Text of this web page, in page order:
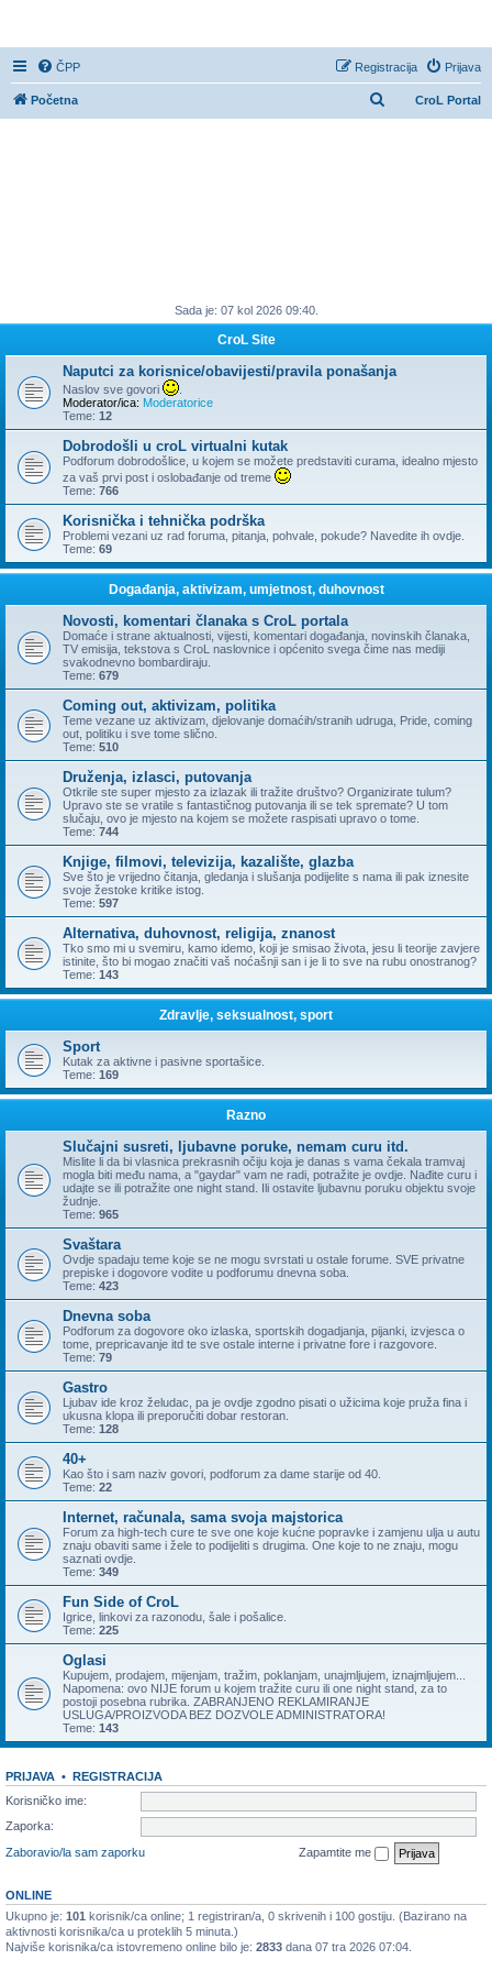
ČPP Prijava
Registracija
CroL Portal
Početna
Sada je: 07 kol 2026 09:40.
CroL Site
Naputci za korisnice/obavijesti/pravila ponašanja
Naslov sve govori
Moderator/ica: Moderatorice
Teme: 12
Dobrodošli u croL virtualni kutak
Podforum dobrodošlice, u kojem se možete predstaviti curama, idealno mjesto
za vaš prvi post i oslobađanje od treme
Teme: 766
Korisnička i tehnička podrška
Problemi vezani uz rad foruma, pitanja, pohvale, pokude? Navedite ih ovdje.
Teme: 69
Događanja, aktivizam, umjetnost, duhovnost
Novosti, komentari članaka s CroL portala
Domaće i strane aktualnosti, vijesti, komentari događanja, novinskih članaka,
TV emisija, tekstova s CroL naslovnice i općenito svega čime nas mediji
svakodnevno bombardiraju.
Teme: 679
Coming out, aktivizam, politika
Teme vezane uz aktivizam, djelovanje domaćih/stranih udruga, Pride, coming
out, politiku i sve tome slično.
Teme: 510
Druženja, izlasci, putovanja
Otkrile ste super mjesto za izlazak ili tražite društvo? Organizirate tulum?
Upravo ste se vratile s fantastičnog putovanja ili se tek spremate? U tom
slučaju, ovo je mjesto na kojem se možete raspisati upravo o tome.
Teme: 744
Knjige, filmovi, televizija, kazalište, glazba
Sve što je vrijedno čitanja, gledanja i slušanja podijelite s nama ili pak iznesite
svoje žestoke kritike istog.
Teme: 597
Alternativa, duhovnost, religija, znanost
Tko smo mi u svemiru, kamo idemo, koji je smisao života, jesu li teorije zavjere
istinite, što bi mogao značiti vaš noćašnji san i je li to sve na rubu onostranog?
Teme: 143
Zdravlje, seksualnost, sport
Sport
Kutak za aktivne i pasivne sportašice.
Teme: 169
Razno
Slučajni susreti, ljubavne poruke, nemam curu itd.
Mislite li da bi vlasnica prekrasnih očiju koja je danas s vama čekala tramvaj
mogla biti među nama, a "gaydar" vam ne radi, potražite je ovdje. Nađite curu i
udajte se ili potražite one night stand. Ili ostavite ljubavnu poruku objektu svoje
žudnje.
Teme: 965
Svaštara
Ovdje spadaju teme koje se ne mogu svrstati u ostale forume. SVE privatne
prepiske i dogovore vodite u podforumu dnevna soba.
Teme: 423
Dnevna soba
Podforum za dogovore oko izlaska, sportskih dogadjanja, pijanki, izvjesca o
tome, prepricavanje itd te sve ostale interne i privatne fore i razgovore.
Teme: 79
Gastro
Ljubav ide kroz želudac, pa je ovdje zgodno pisati o užicima koje pruža fina i
ukusna klopa ili preporučiti dobar restoran.
Teme: 128
40+
Kao što i sam naziv govori, podforum za dame starije od 40.
Teme: 22
Internet, računala, sama svoja majstorica
Forum za high-tech cure te sve one koje kućne popravke i zamjenu ulja u autu
znaju obaviti same i žele to podijeliti s drugima. One koje to ne znaju, mogu
saznati ovdje.
Teme: 349
Fun Side of CroL
Igrice, linkovi za razonodu, šale i pošalice.
Teme: 225
Oglasi
Kupujem, prodajem, mijenjam, tražim, poklanjam, unajmljujem, iznajmljujem...
Napomena: ovo NIJE forum u kojem tražite curu ili one night stand, za to
postoji posebna rubrika. ZABRANJENO REKLAMIRANJE
USLUGA/PROIZVODA BEZ DOZVOLE ADMINISTRATORA!
Teme: 143
PRIJAVA • REGISTRACIJA
Korisničko ime:
Zaporka:
Zaboravio/la sam zaporku
Zapamtite me
ONLINE
Ukupno je: 101 korisnik/ca online; 1 registriran/a, 0 skrivenih i 100 gostiju. (Bazirano na
aktivnosti korisnika/ca u proteklih 5 minuta.)
Najviše korisnika/ca istovremeno online bilo je: 2833 dana 07 tra 2026 07:04.